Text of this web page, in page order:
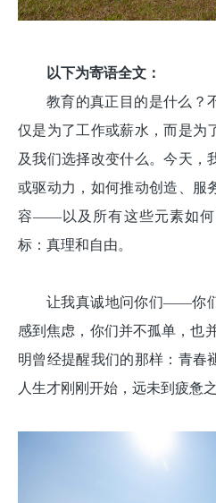
以下为寄语全文：
教育的真正目的是什么？
仅是为了工作或薪水，而是为
及我们选择改变什么。今天，
或驱动力，如何推动创造、服
容——以及所有这些元素如何
标：真理和自由。
让我真诚地问你们——你
感到焦虑，你们并不孤单，也
明曾经提醒我们的那样：青春
人生才刚刚开始，远未到疲惫之